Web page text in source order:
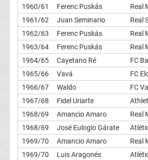
Erg.
Conference
League
Tabelle
Formel
1
Rennkalender
1960/61 Ferenc Puskás Real
1961/62
Juan Seminario Real
1962/63
Ferenc Puskás Real
1963/64
Ferenc Puskás Real
1964/65
Cayetano Ré FC
1965/66
Vavá FC
1966/67
Waldo FC
1967/68
Fidel Uriarte
1968/69
Amancio Amaro Real
1968/69
José Eulogio Gárate
1969/70
Amancio Amaro Real
1969/70
Luis Aragonés